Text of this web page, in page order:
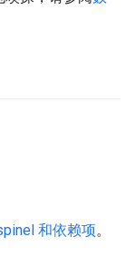
和依赖项。